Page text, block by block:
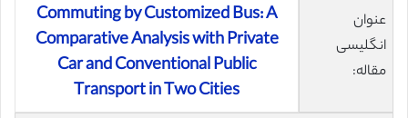
عنوان
انگلیسی
مقاله:
Commuting by Customized Bus: A
Comparative Analysis with Private
Car and Conventional Public
Transport in Two Cities